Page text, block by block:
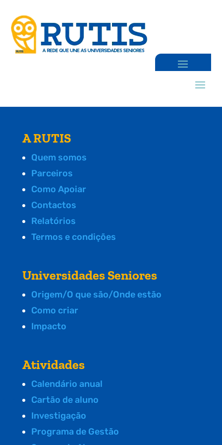
A RUTIS
Quem somos
Parceiros
Como Apoiar
Contactos
Relatórios
Termos e condições
Universidades Seniores
Origem/O que são/Onde estão
Como criar
Impacto
Atividades
Calendário anual
Cartão de aluno
Investigação
Programa de Gestão